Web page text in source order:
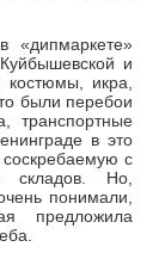
«дипмаркете»
и
икра,
были перебои
в это
с
складов. Но,
понимали,
предложила